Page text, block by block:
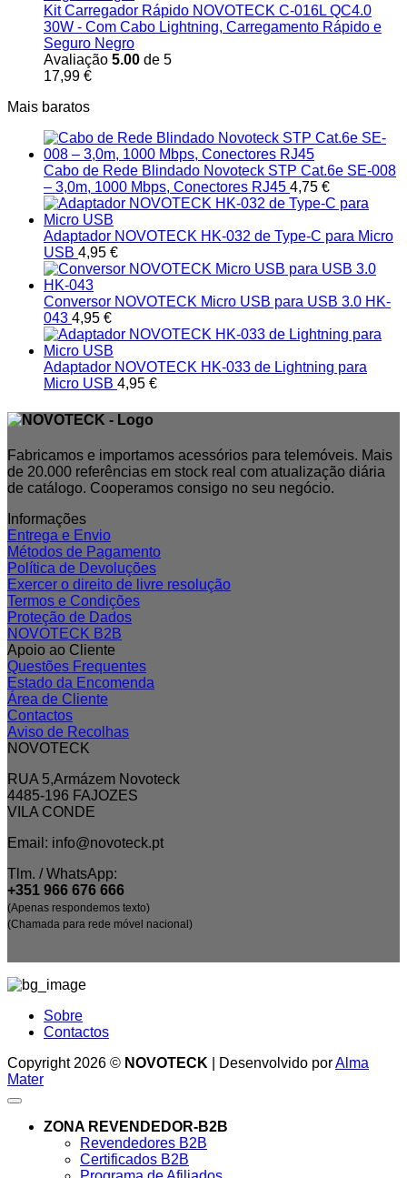
Kit Carregador Rápido NOVOTECK C-016L QC4.0
30W - Com Cabo Lightning, Carregamento Rápido e
Seguro Negro
Avaliação 5.00 de 5
17,99 €
Mais baratos
Cabo de Rede Blindado Novoteck STP Cat.6e SE-008
– 3,0m, 1000 Mbps, Conectores RJ45 4,75 €
Adaptador NOVOTECK HK-032 de Type-C para Micro
USB 4,95 €
Conversor NOVOTECK Micro USB para USB 3.0 HK-
043 4,95 €
Adaptador NOVOTECK HK-033 de Lightning para
Micro USB 4,95 €
Fabricamos e importamos acessórios para telemóveis. Mais
de 20.000 referências em stock real com atualização diária
de catálogo. Cooperamos consigo no seu negócio.
Informações
Entrega e Envio
Métodos de Pagamento
Política de Devoluções
Exercer o direito de livre resolução
Termos e Condições
Proteção de Dados
NOVOTECK B2B
Apoio ao Cliente
Questões Frequentes
Estado da Encomenda
Área de Cliente
Contactos
Aviso de Recolhas
NOVOTECK
RUA 5,Armázem Novoteck
4485-196 FAJOZES
VILA CONDE
Email: info@novoteck.pt
Tlm. / WhatsApp:
+351 966 676 666
(Apenas respondemos texto)
(Chamada para rede móvel nacional)
Sobre
Contactos
Copyright 2026 © NOVOTECK | Desenvolvido porAlma
Mater
ZONA REVENDEDOR-B2B
Revendedores B2B
Certificados B2B